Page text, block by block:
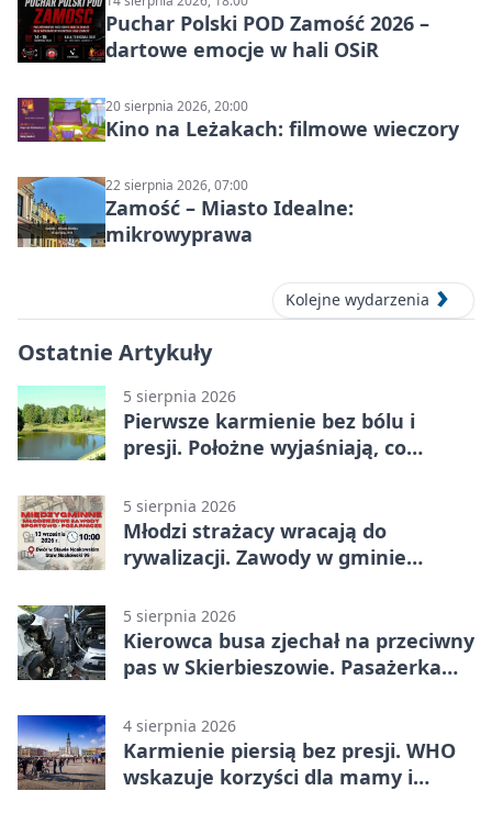
Puchar Polski POD Zamość 2026 –
dartowe emocje w hali OSiR
20 sierpnia 2026, 20:00
Kino na Leżakach: filmowe wieczory
22 sierpnia 2026, 07:00
Zamość – Miasto Idealne:
mikrowyprawa
Kolejne wydarzenia
Ostatnie Artykuły
5 sierpnia 2026
Pierwsze karmienie bez bólu i
presji. Położne wyjaśniają, co
5 sierpnia 2026
Młodzi strażacy wracają do
rywalizacji. Zawody w gminie
5 sierpnia 2026
Kierowca busa zjechał na przeciwny
pas w Skierbieszowie. Pasażerka
4 sierpnia 2026
Karmienie piersią bez presji. WHO
wskazuje korzyści dla mamy i